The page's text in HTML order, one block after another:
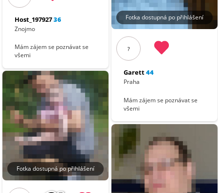
Host_19792736
Znojmo
Mám zájem se poznávat se
všemi
Fotka dostupná po přihlášení
Fotka dostupná po přihlášení
?
Garett44
Praha
Mám zájem se poznávat se
všemi